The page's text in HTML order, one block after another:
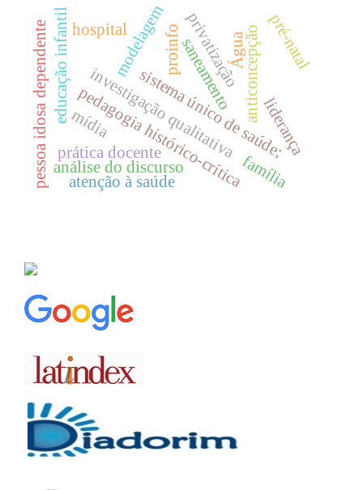
investigação qualitativa
saneamento
sistema único de saúde;
pedagogia histórico-crítica
educação infantil modelagem privatização
Água
análise do discurso
mídia
proinfo
prática docente
atenção à saúde
anticoncepção
liderança
hospital pré-natal
família
pessoa idosa dependente